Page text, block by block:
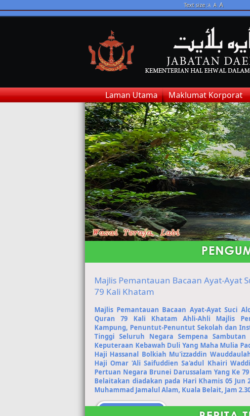
Text size :A A A
Laman Utama Maklumat Korporat
Majlis Pemantauan Bacaan Ayat-Ayat
79 Kali Khatam
Majlis Pemantauan Bacaan Ayat-Ayat Suci
Quran 79 Kali Khatam Ahli-Ahli Majlis
Kampung, Penuntut-Penuntut Sekolah dan
Tinggi Seluruh Negara Sempena Sambutan
Keputeraan Kebawah Duli Yang Maha Mulia
Haji Hassanal Bolkiah Mu'izzaddin
Haji Omar 'Ali Saifuddien Sa'adul Khairi
Pertuan Negara Brunei Darussalam Yang Ke
Belaitakan diadakan pada Hari Khamis 05 Jun
Muhammad Jamalul Alam, Kuala Belait, Jam